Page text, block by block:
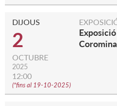
DIJOUS
2
OCTUBRE
2025
12:00
(*fins al 19-10-2025)